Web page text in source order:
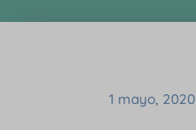
1 mayo, 2020